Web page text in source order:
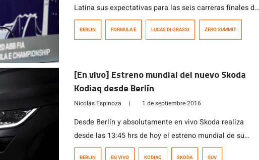
Latina sus expectativas para las seis carreras finales de
la temporada de la ABB FIA Fórmula E en Berlín y sus
BERLIN FORMULA E LUCAS DI GRASSI ZERO SUMMIT
[En vivo] Estreno mundial del nuevo Skoda
Kodiaq desde Berlín
Nicolás Espinoza | 1 de septiembre 2016
Desde Berlín y absolutamente en vivo Skoda realiza
desde las 13:45 hrs de hoy el estreno mundial de su
nuevo Kodiaq, un SUV con capacidad para siete
BERLIN EN VIVO KODIAQ SKODA SUV